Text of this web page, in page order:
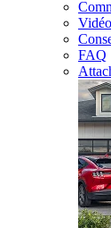
FAQ